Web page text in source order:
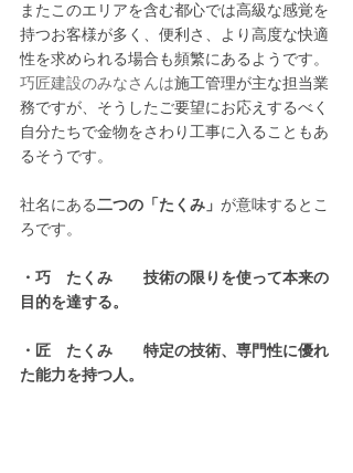
またこのエリアを含む都心では高級な感覚を
持つお客様が多く、便利さ、より高度な快適
性を求められる場合も頻繁にあるようです。
巧匠建設のみなさんは施工管理が主な担当業
務ですが、 そうしたご要望にお応えするべく
自分たちで金物をさわり工事に入ることもあ
るそうです。
社名にある二つの「たくみ」 が意味するとこ
ろです。
・巧　たくみ　　技術の限りを使って本来の
目的を達する。
・匠　たくみ　　特定の技術、専門性に優れ
た能力を持つ人。